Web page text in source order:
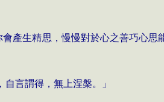
產生精思，慢慢對於心之善巧心
，自言謂得，無上涅槃。」